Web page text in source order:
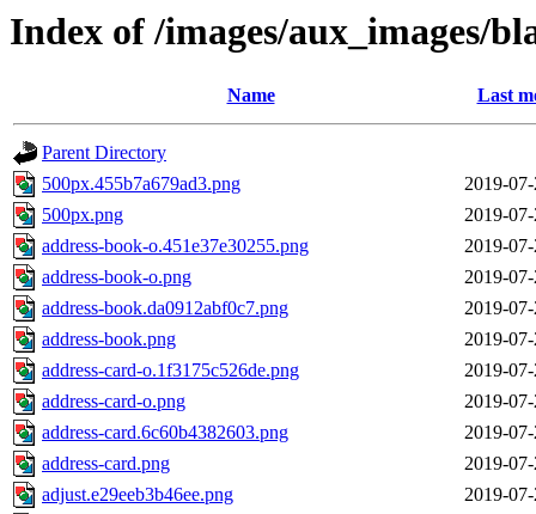
Index of /images/aux_images/
Name Last
Parent Directory
500px.455b7a679ad3.png
2019-
500px.png
2019-
address-book-o.451e37e30255.png
2019-
address-book-o.png
2019-
address-book.da0912abf0c7.png
2019-
address-book.png
2019-
address-card-o.1f3175c526de.png
2019-
address-card-o.png
2019-
address-card.6c60b4382603.png
2019-
address-card.png
2019-
adjust.e29eeb3b46ee.png
2019-